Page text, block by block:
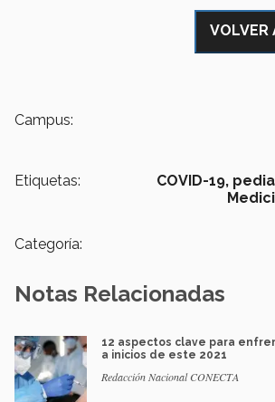
VOLVER
Campus:
Etiquetas: COVID-19,
Categoría:
Notas Relacionadas
12 aspectos clave para
a inicios de este 2021
Redacción Nacional CONECTA